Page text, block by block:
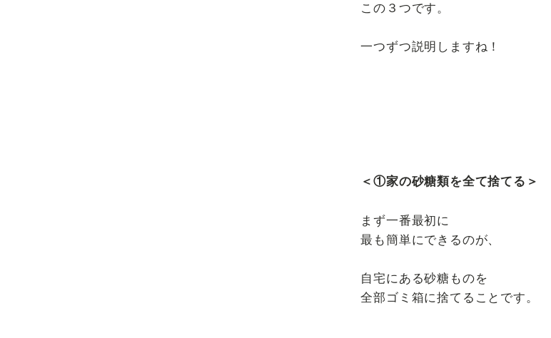
この３つです。
一つずつ説明しますね！
＜①家の砂糖類を全て捨てる＞
まず一番最初に
最も簡単にできるのが、
自宅にある砂糖ものを
全部ゴミ箱に捨てることです。